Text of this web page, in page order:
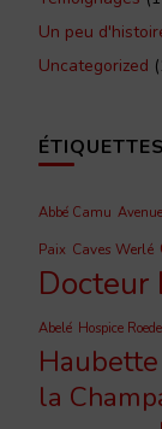
Un peu
Uncategorized
ÉTIQUETTES
Abbé Camu
Paix Caves Werlé
Docteur
Abelé Hospice
Haubette
la